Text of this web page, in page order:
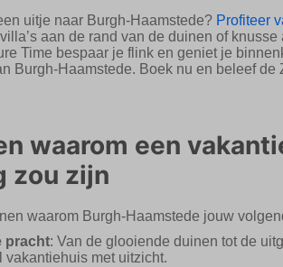
uitje naar Burgh-Haamstede? Profiteer
aan de rand van de duinen of
Time bespaar je flink en geniet je
Burgh-Haamstede. Boek nu en beleef de
waarom een
zou zijn
waarom Burgh-Haamstede jouw
pracht: Van de glooiende duinen tot de
vakantiehuis met uitzicht.